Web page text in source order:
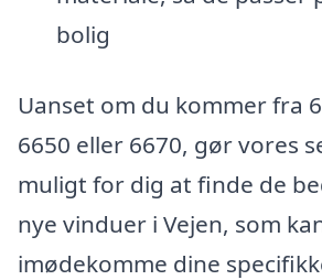
bolig
Uanset om du kommer fra
6650 eller 6670, gør vores
muligt for dig at finde de
nye vinduer i Vejen, som
imødekomme dine